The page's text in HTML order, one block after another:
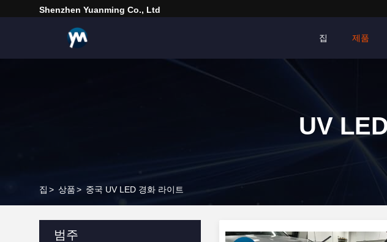
Shenzhen Yuanming Co., Ltd
집 제품
UV
집 > 상품> 중국 UV LED 경화 라이트
범주